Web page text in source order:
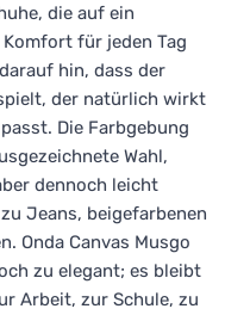
die auf ein
für jeden Tag
hin, dass der
der natürlich wirkt
Die Farbgebung
Wahl,
dennoch leicht
Jeans, beigefarbenen
Onda Canvas Musgo
zu elegant; es bleibt
Arbeit, zur Schule, zu